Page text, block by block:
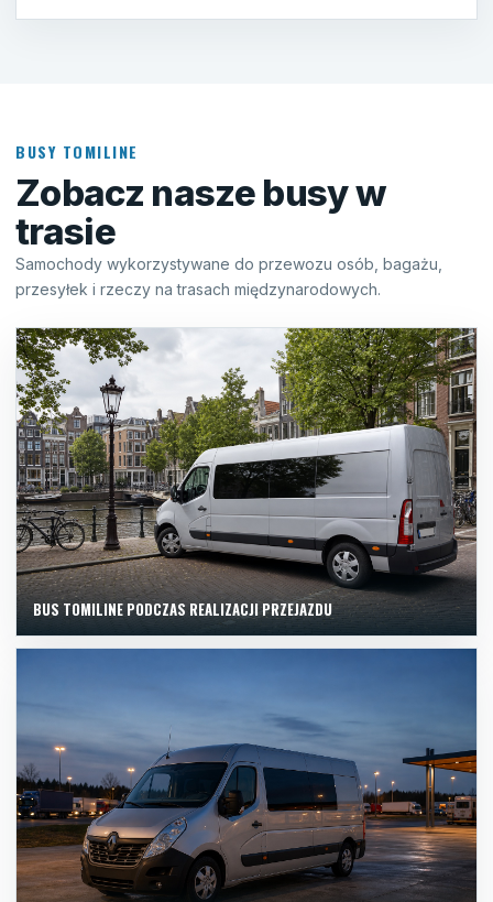
BUSY TOMILINE
Zobacz nasze busy w
trasie
Samochody wykorzystywane do przewozu osób, bagażu,
przesyłek i rzeczy na trasach międzynarodowych.
BUS TOMILINE PODCZAS REALIZACJI PRZEJAZDU